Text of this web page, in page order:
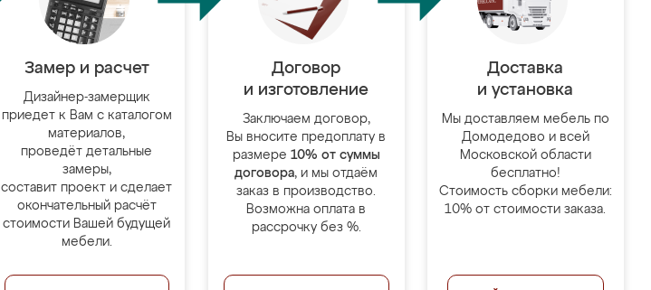
Замер и расчет
Дизайнер-замерщик
приедет к Вам с каталогом
материалов,
проведёт детальные
замеры,
составит проект и сделает
окончательный расчёт
стоимости Вашей будущей
мебели.
Договор
и изготовление
Заключаем договор,
Вы вносите предоплату в
размере 10% от суммы
договора, и мы отдаём
заказ в производство.
Возможна оплата в
рассрочку без %.
Доставка
и установка
Мы доставляем мебель по
Домодедово и всей
Московской области
бесплатно!
Стоимость сборки мебели:
10% от стоимости заказа.